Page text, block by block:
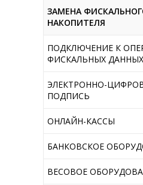
ЗАМЕНА
НАКОПИТЕЛЯ
ПОДКЛЮЧЕНИЕ К
ФИСКАЛЬНЫХ ДАННЫХ
ЭЛЕКТРОННО-
ПОДПИСЬ
ОНЛАЙН-КАССЫ
БАНКОВСКОЕ
ВЕСОВОЕ